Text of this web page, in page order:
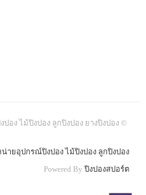
อง ไม้ปิงปอง ลูกปิงปอง ยางปิงปอง ©
น่ายอุปกรณ์ปิงปอง ไม้ปิงปอง ลูกปิงปอง
Powered By ปิงปองสปอร์ต